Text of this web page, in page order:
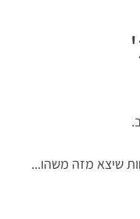
שיצא מזה משהו...